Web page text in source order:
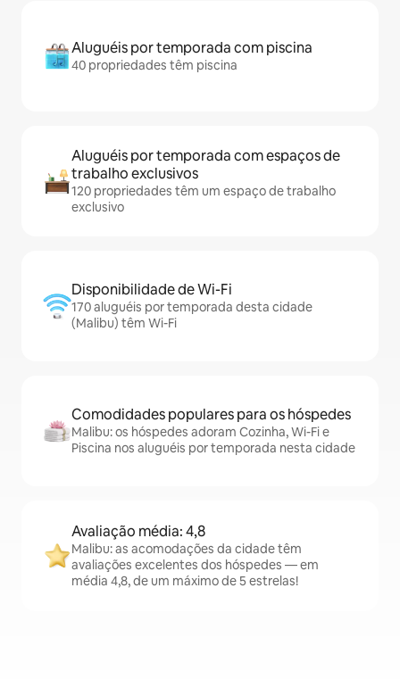
Aluguéis por temporada com piscina
40 propriedades têm piscina
Aluguéis por temporada com espaços de
trabalho exclusivos
120 propriedades têm um espaço de trabalho
exclusivo
Disponibilidade de Wi-Fi
170 aluguéis por temporada desta cidade
(Malibu) têm Wi-Fi
Comodidades populares para os hóspedes
Malibu: os hóspedes adoram Cozinha, Wi-Fi e
Piscina nos aluguéis por temporada nesta cidade
Avaliação média: 4,8
Malibu: as acomodações da cidade têm
avaliações excelentes dos hóspedes — em
média 4,8, de um máximo de 5 estrelas!